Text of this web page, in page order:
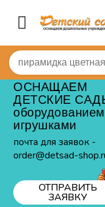
ОСНАЩАЕМ
ДЕТСКИЕ
игрушками
почта для заявок -
order@detsad-
ОТПРАВИТЬ
ЗАЯВКУ